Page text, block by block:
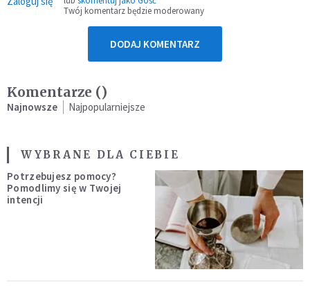
Twój komentarz będzie moderowany
DODAJ KOMENTARZ
Komentarze ()
Najnowsze Najpopularniejsze
WYBRANE DLA CIEBIE
Potrzebujesz pomocy?
Pomodlimy się w Twojej
intencji